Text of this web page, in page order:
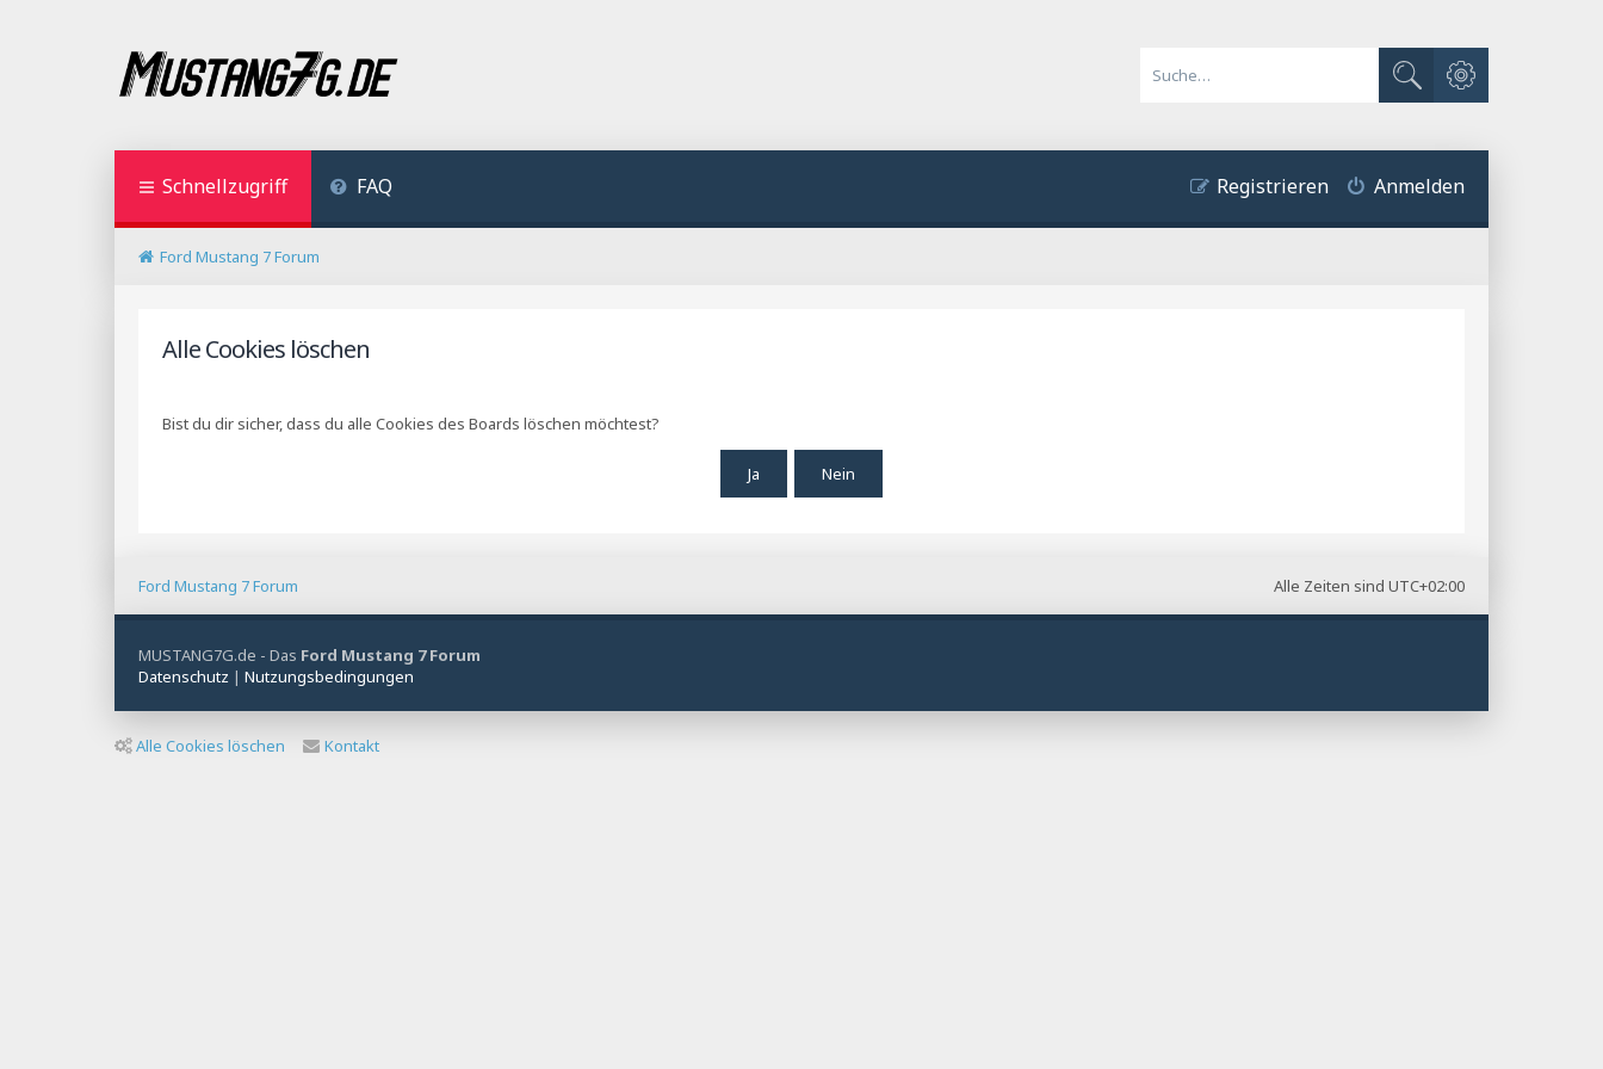
Suche
Erweiterte Suche
Schnellzugriff FAQ Anmelden
Registrieren
Ford Mustang 7 Forum
Alle Cookies löschen
Bist du dir sicher, dass du alle Cookies des Boards löschen möchtest?
Alle Zeiten sind UTC+02:00
Ford Mustang 7 Forum
MUSTANG7G.de - Das Ford Mustang 7 Forum
Datenschutz | Nutzungsbedingungen
Alle Cookies löschen Kontakt